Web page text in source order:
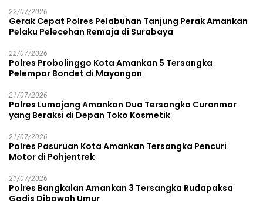
22/07/2026
Gerak Cepat Polres Pelabuhan Tanjung Perak Amankan
Pelaku Pelecehan Remaja di Surabaya
22/07/2026
Polres Probolinggo Kota Amankan 5 Tersangka
Pelempar Bondet di Mayangan
21/07/2026
Polres Lumajang Amankan Dua Tersangka Curanmor
yang Beraksi di Depan Toko Kosmetik
21/07/2026
Polres Pasuruan Kota Amankan Tersangka Pencuri
Motor di Pohjentrek
21/07/2026
Polres Bangkalan Amankan 3 Tersangka Rudapaksa
Gadis Dibawah Umur